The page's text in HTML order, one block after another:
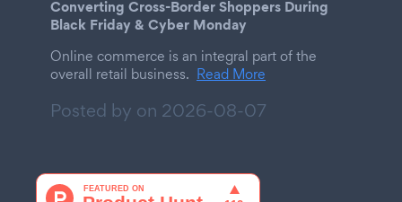
Converting Cross-Border Shoppers During
Black Friday & Cyber Monday
Online commerce is an integral part of the
overall retail business. Read More
Posted by on 2026-08-07